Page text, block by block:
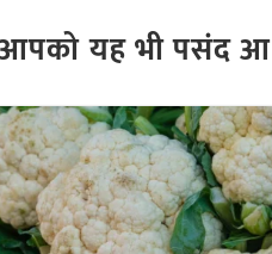
यह भी पसंद